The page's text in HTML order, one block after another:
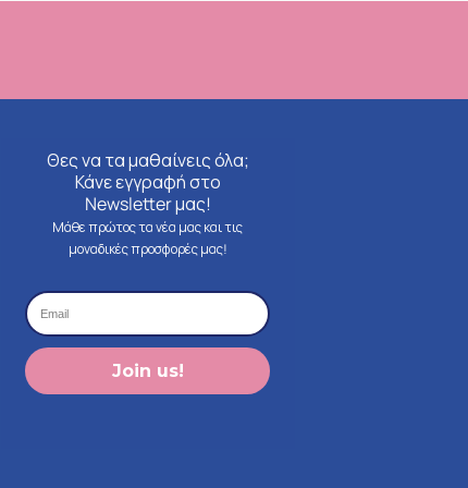
Θες να τα μαθαίνεις όλα;
Κάνε εγγραφή στο
Newsletter μας!
Μάθε πρώτος τα νέα μας και τις
μοναδικές προσφορές μας!
Join us!